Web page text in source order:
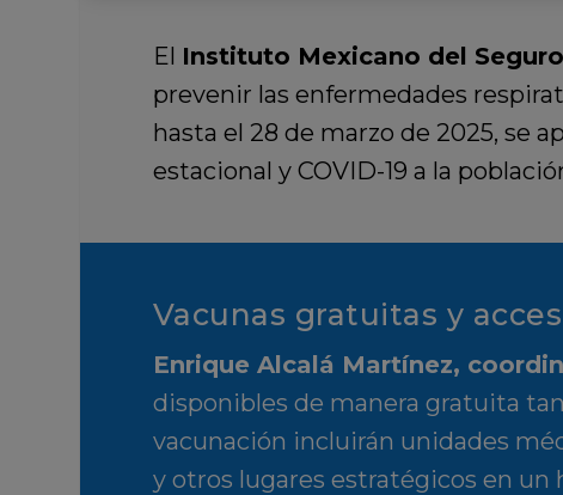
El Instituto Mexicano del
prevenir las enfermedades
hasta el 28 de marzo de 2025, se
estacional y COVID-19 a la
Vacunas gratuitas y
Enrique Alcalá Martínez,
disponibles de manera gratuita
vacunación incluirán unidades
y otros lugares estratégicos en un